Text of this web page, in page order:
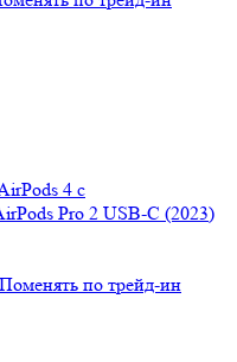
4 c
Pro 2 USB-C (2023)
Поменять по трейд-ин